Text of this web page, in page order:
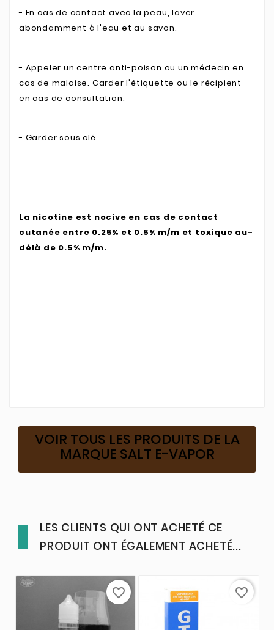
- En cas de contact avec la peau, laver
abondamment à l'eau et au savon.
- Appeler un centre anti-poison ou un médecin en
cas de malaise. Garder l'étiquette ou le récipient
en cas de consultation.
- Garder sous clé.
La nicotine est nocive en cas de contact
cutanée entre 0.25% et 0.5% m/m et toxique au-
délà de 0.5% m/m.
VOIR TOUS LES PRODUITS DE LA
MARQUE SALT E-VAPOR
LES CLIENTS QUI ONT ACHETÉ CE
PRODUIT ONT ÉGALEMENT ACHETÉ...
favorite_border favorite_border